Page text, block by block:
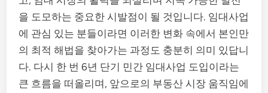
을 도모하는 중요한 시발점이 될 것입니다. 임대사업
에 관심 있는 분들이라면 이러한 변화 속에서 본인만
의 최적 해법을 찾아가는 과정도 충분히 의미 있답니
다. 다시 한 번 6년 단기 민간 임대사업 도입이라는
큰 흐름을 떠올리며, 앞으로의 부동산 시장 움직임에